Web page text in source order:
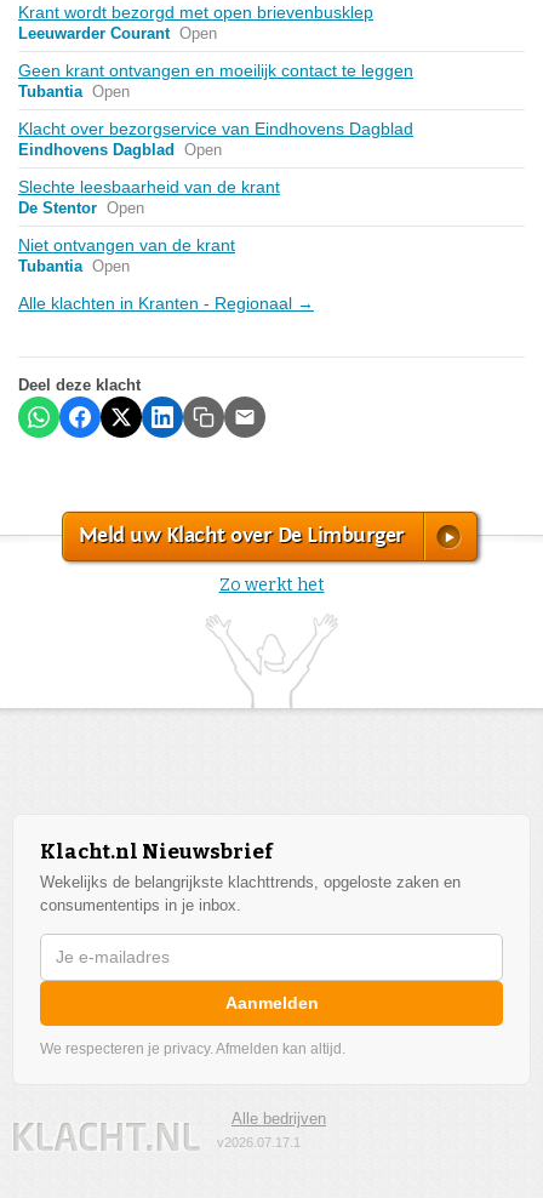
Krant wordt bezorgd met open brievenbusklep
Leeuwarder Courant Open
Geen krant ontvangen en moeilijk contact te leggen
Tubantia Open
Klacht over bezorgservice van Eindhovens Dagblad
Eindhovens Dagblad Open
Slechte leesbaarheid van de krant
De Stentor Open
Niet ontvangen van de krant
Tubantia Open
Alle klachten in Kranten - Regionaal →
Deel deze klacht
Meld uw Klacht over De Limburger
Zo werkt het
Klacht.nl Nieuwsbrief
Wekelijks de belangrijkste klachttrends, opgeloste zaken en
consumententips in je inbox.
Aanmelden
We respecteren je privacy. Afmelden kan altijd.
Alle bedrijven
v2026.07.17.1